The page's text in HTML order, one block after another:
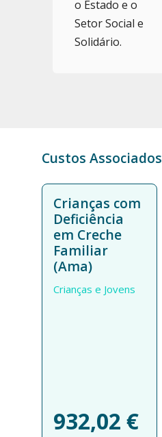
o Estado e o
Setor Social e
Solidário.
Custos Associados
Crianças com
Deficiência
em Creche
Familiar
(Ama)
Crianças e Jovens
932,02 €